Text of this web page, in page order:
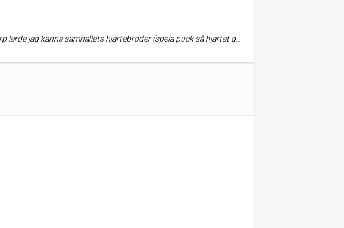
på några bortamatcher på den tiden. Anledningen till hjärtloggan är att föreningen fick in pengar via blodgivning under uppstartsfasenen en gång i tiden. GIK är en bra och levande hockeyklubb, med stort stöd i bygden.